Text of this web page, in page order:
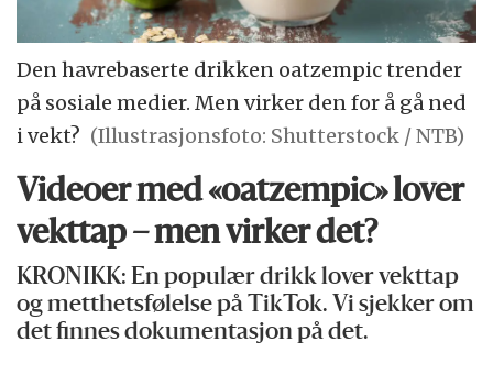
Den havrebaserte drikken oatzempic trender
på sosiale medier. Men virker den for å gå ned
i vekt? (Illustrasjonsfoto: Shutterstock / NTB)
Videoer med «oatzempic» lover
vekttap – men virker det?
KRONIKK: En populær drikk lover vekttap
og metthetsfølelse på TikTok. Vi sjekker om
det finnes dokumentasjon på det.